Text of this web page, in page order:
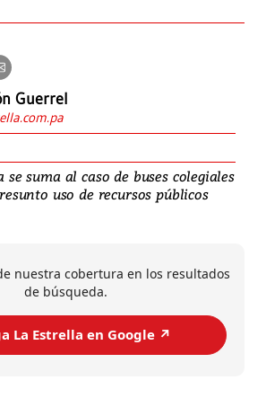
Guerrel
se suma al caso de buses colegiales
uso de recursos públicos
nuestra cobertura en los resultados
de búsqueda.
La Estrella en Google ↗️